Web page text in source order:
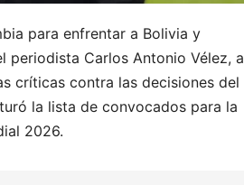
para enfrentar a Bolivia y
periodista Carlos Antonio Vélez, a
críticas contra las decisiones del
la lista de convocados para la
2026.